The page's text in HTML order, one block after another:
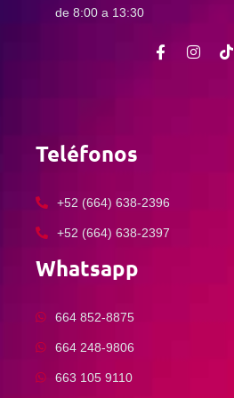
de 8:00 a 13:30
Teléfonos
+52 (664) 638-2396
+52 (664) 638-2397
Whatsapp
664 852-8875
664 248-9806
663 105 9110